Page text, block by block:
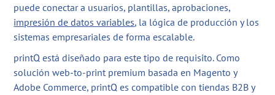
puede conectar a usuarios, plantillas, aprobaciones,
impresión de datos variables, la lógica de producción y los
sistemas empresariales de forma escalable.
printQ está diseñado para este tipo de requisito. Como
solución web-to-print premium basada en Magento y
Adobe Commerce, printQ es compatible con tiendas B2B y